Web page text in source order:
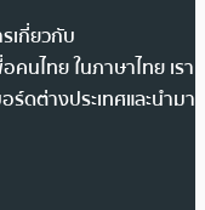
เกี่ยวกับ
คนไทย ในภาษาไทย เรา
ดต่างประเทศและนำมา